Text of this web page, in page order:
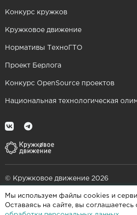
Мы используем файлы cookies и
Оставаясь на сайте, вы соглашаетесь
Конкурс кружков
Кружковое движение
Нормативы ТехноГТО
Проект Берлога
Конкурс OpenSource проектов
Национальная технологическая
© Кружковое движение 2026
При поддержке